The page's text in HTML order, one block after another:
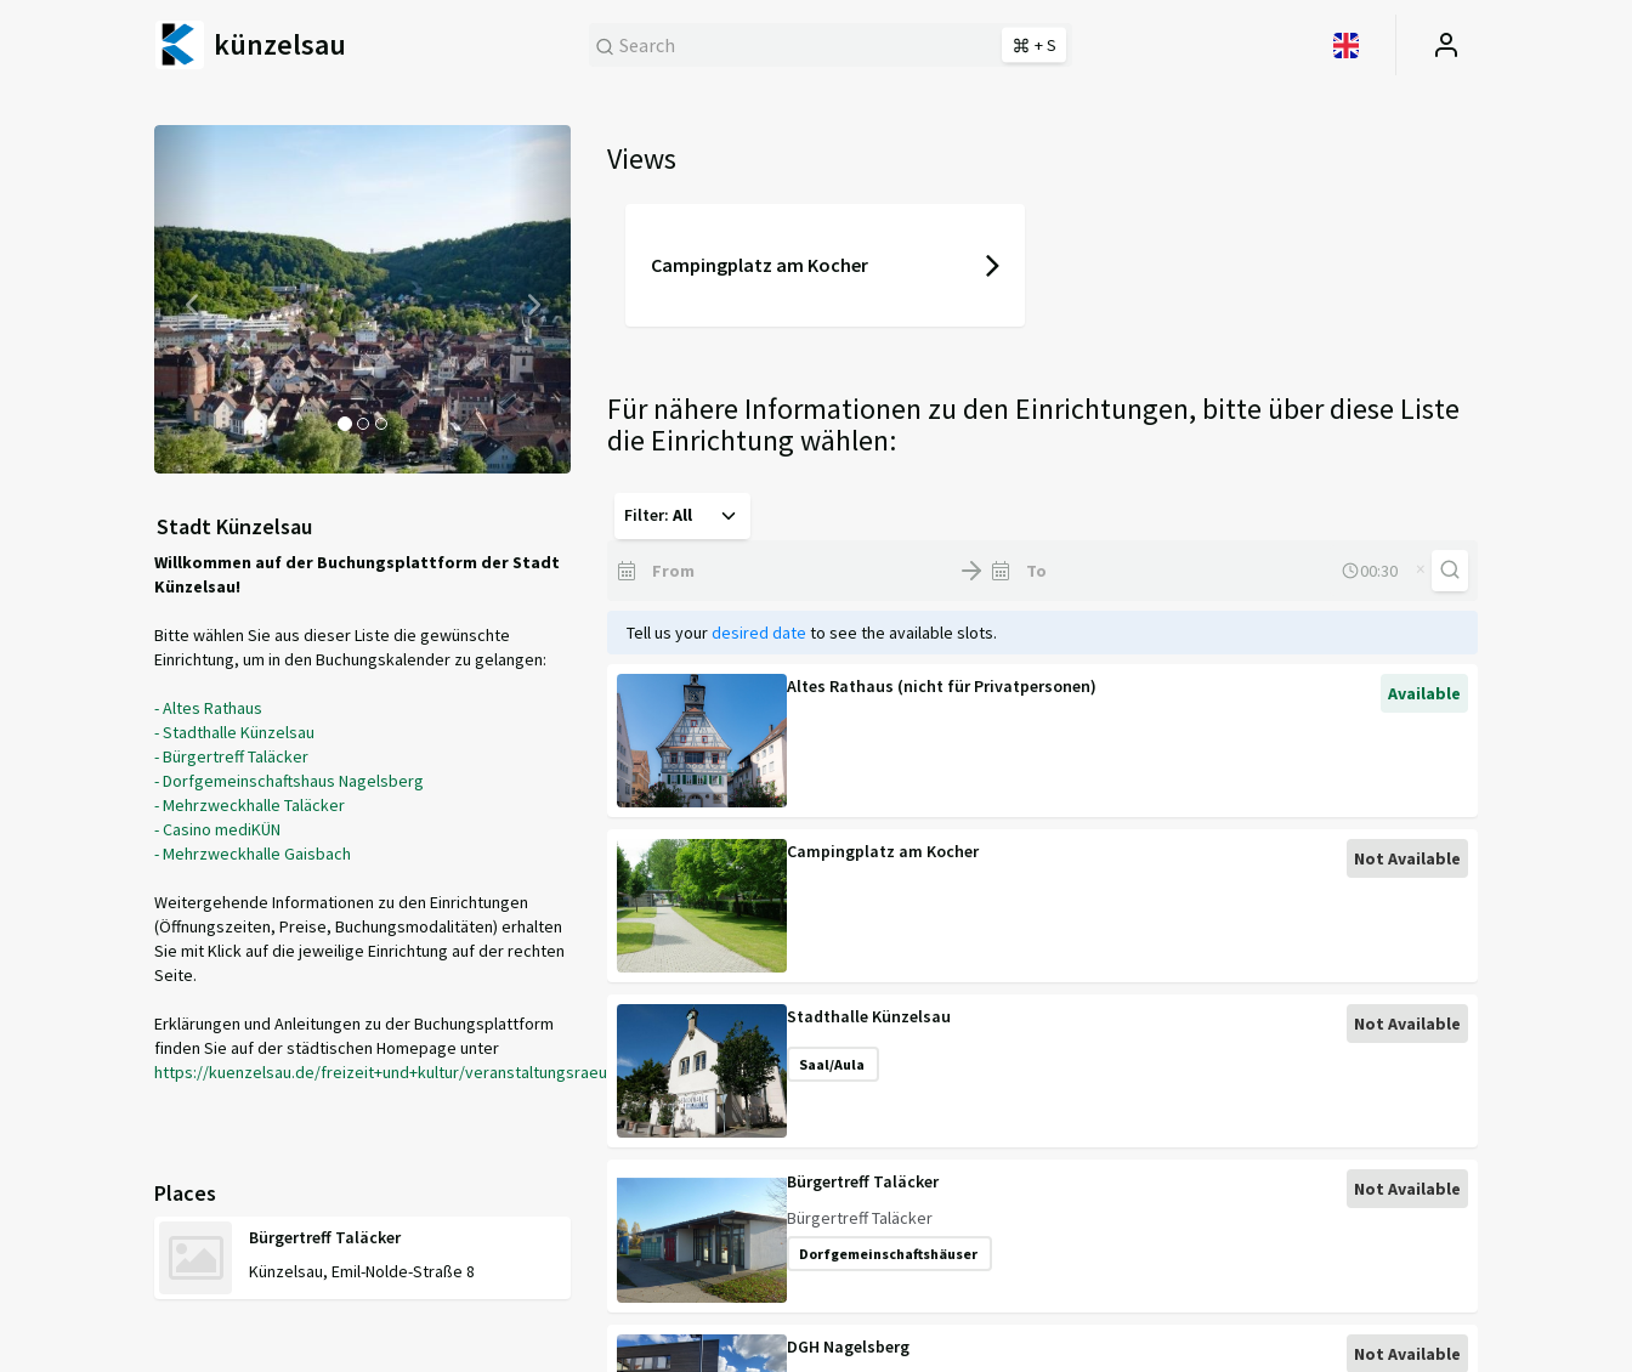
künzelsau + S
Next
Stadt Künzelsau
Willkommen auf der Buchungsplattform der Stadt
Künzelsau!
Bitte wählen Sie aus dieser Liste die gewünschte
Einrichtung, um in den Buchungskalender zu gelangen:
- Altes Rathaus
- Stadthalle Künzelsau
- Bürgertreff Taläcker
- Dorfgemeinschaftshaus Nagelsberg
- Mehrzweckhalle Taläcker
- Casino mediKÜN
- Mehrzweckhalle Gaisbach
Weitergehende Informationen zu den Einrichtungen
(Öffnungszeiten, Preise, Buchungsmodalitäten) erhalten
Sie mit Klick auf die jeweilige Einrichtung auf der rechten
Seite.
Erklärungen und Anleitungen zu der Buchungsplattform
finden Sie auf der städtischen Homepage unter
https://kuenzelsau.de/freizeit+und+kultur/veranstaltungsraeume
Places
Bürgertreff Taläcker
Künzelsau, Emil-Nolde-Straße 8
Views
Campingplatz am Kocher
Für nähere Informationen zu den Einrichtungen, bitte über diese Liste
die Einrichtung wählen:
Filter: All
×
Tell us yourdesired date to see the available slots.
Altes Rathaus (nicht für Privatpersonen) Available
Campingplatz am Kocher Not Available
Stadthalle Künzelsau
Saal/Aula
Not Available
Bürgertreff Taläcker
Bürgertreff Taläcker
Dorfgemeinschaftshäuser
Not Available
DGH Nagelsberg Not Available